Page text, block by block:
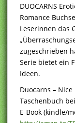
DUOCARNS
Romance
Leserinnen das
zugeschrieben
Serie bietet ein
Ideen.
Duocarns –
Taschenbuch
E-Book (kindle/